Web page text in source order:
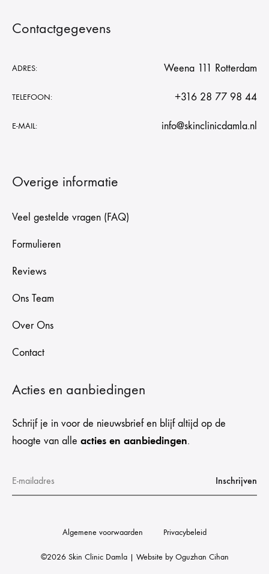
Contactgegevens
ADRES: Weena 111 Rotterdam
TELEFOON: +316 28 77 98 44
E-MAIL: info@skinclinicdamla.nl
Overige informatie
Veel gestelde vragen (FAQ)
Formulieren
Reviews
Ons Team
Over Ons
Contact
Acties en aanbiedingen
Schrijf je in voor de nieuwsbrief en blijf altijd op de
hoogte van alle acties en aanbiedingen.
©2026 Skin Clinic Damla | Website byOguzhan Cihan
Algemene voorwaarden Privacybeleid